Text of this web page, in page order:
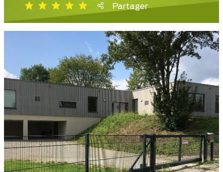
Partager